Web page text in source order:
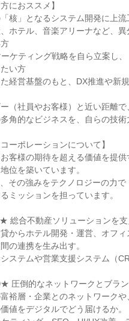
におススメ】
「核」となるシステム開発に上
、ホテル、音楽アリーナなど、
ーケティング戦略を自ら立案し
い方
た経営基盤のもと、DX推進や新
ー（社員やお客様）と近い距離
多角的なビジネスを、自らの技
コーポレーションについて】
客様の期待を超える価値を提
位を築いています。
その強みをテクノロジーの力で
ミッションを担っています。
合不動産ソリューションを支
貸からホテル開発・運営、オフ
の連携を生み出す。
ステムや営業支援システム（
倒的なネットワークとブラン
裕層・企業とのネットワーク
値をデジタルでどう届けるか。